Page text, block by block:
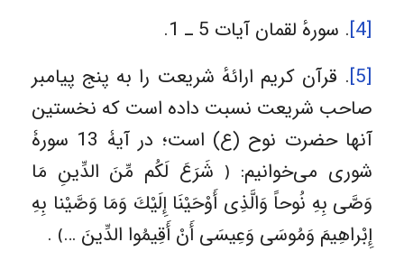
[4]
. سورهٔ لقمان آیات 5 ـ 1.
[5]
. قرآن کریم ارائهٔ شریعت را به پنج پیامبر
صاحب شریعت نسبت داده است که نخستین
آنها حضرت نوح (ع) است؛ در آیۀ 13 سورۀ
شوری می‌خوانیم: ﴿ شَرَعَ لَكُم مِّنَ الدِّينِ مَا
وَصَّی بِهِ نُوحاً وَالَّذِی أَوْحَيْنَا إِلَيْكَ وَمَا وَصَّيْنا بِهِ
إِبْراهِيمَ وَمُوسَی وَعِيسَی أَنْ أَقِيمُوا الدِّينَ …﴾ .